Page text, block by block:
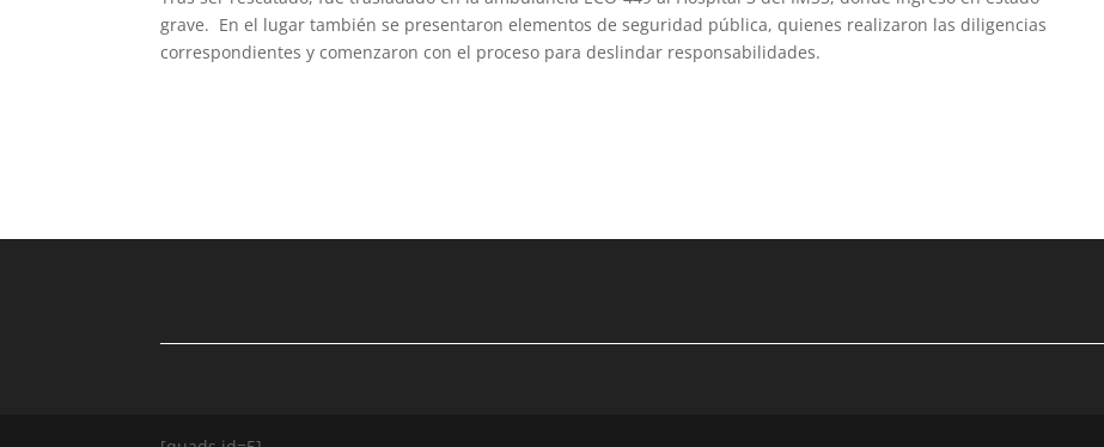
grave. En el lugar también se presentaron elementos de seguridad pública, quienes realizaron las diligencias
correspondientes y comenzaron con el proceso para deslindar responsabilidades.